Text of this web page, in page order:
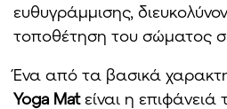
ευθυγράμμισης,
τοποθέτηση του σώματος
Ένα από τα βασικά
Yoga Matείναι η επιφάνειά